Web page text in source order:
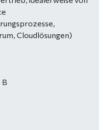
Cloudlösungen)
B